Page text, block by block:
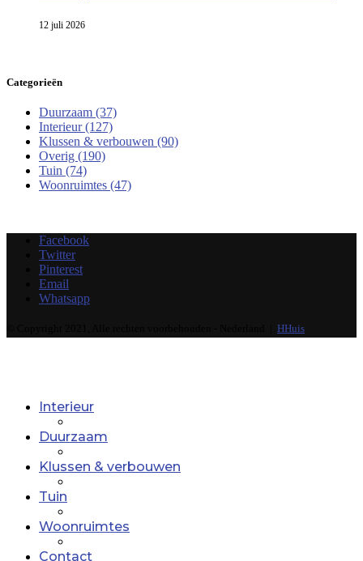
12 juli 2026
Categorieën
Duurzaam (37)
Interieur(127)
Klussen & verbouwen (90)
Overig (190)
Tuin (74)
Woonruimtes (47)
Facebook
Twitter
Pinterest
Email
Whatsapp
HHuis
Interieur
Duurzaam
Klussen & verbouwen
Tuin
Woonruimtes
Contact